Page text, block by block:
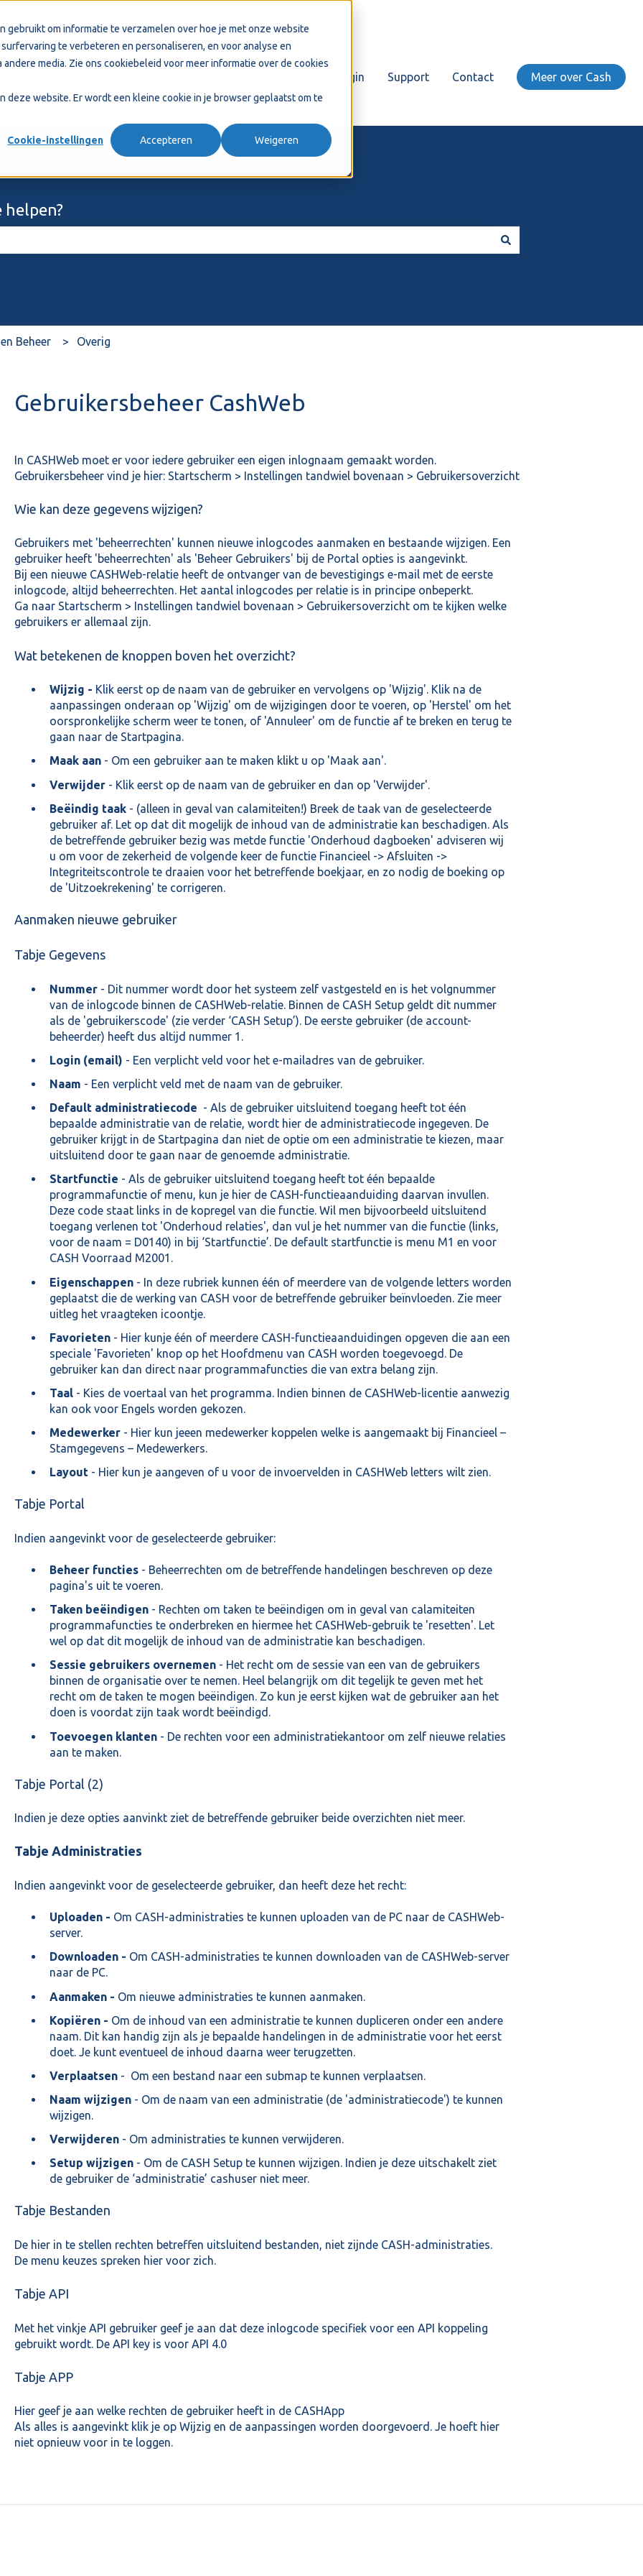
om informatie te verzamelen over hoe je met onze website
te verbeteren en personaliseren, en voor analyse en
media. Zie ons cookiebeleid voor meer informatie over de cookies
website. Er wordt een kleine cookie in je browser geplaatst om te
Cookie-instellingen Accepteren Weigeren
Login Support Contact Meer over Cash
helpen?
Beheer Overig
Gebruikersbeheer CashWeb
In CASHWeb moet er voor iedere gebruiker een eigen inlognaam gemaakt worden.
Gebruikersbeheer vind je hier: Startscherm > Instellingen tandwiel bovenaan > Gebruikersoverzicht
Wie kan deze gegevens wijzigen?
Gebruikers met 'beheerrechten' kunnen nieuwe inlogcodes aanmaken en bestaande wijzigen. Een
gebruiker heeft 'beheerrechten' als 'Beheer Gebruikers' bij de Portal opties is aangevinkt.
Bij een nieuwe CASHWeb-relatie heeft de ontvanger van de bevestigings e-mail met de eerste
inlogcode, altijd beheerrechten. Het aantal inlogcodes per relatie is in principe onbeperkt.
Ga naar Startscherm > Instellingen tandwiel bovenaan > Gebruikersoverzicht om te kijken welke
gebruikers er allemaal zijn.
Wat betekenen de knoppen boven het overzicht?
Wijzig - Klik eerst op de naam van de gebruiker en vervolgens op 'Wijzig'. Klik na de
aanpassingen onderaan op 'Wijzig' om de wijzigingen door te voeren, op 'Herstel' om het
oorspronkelijke scherm weer te tonen, of 'Annuleer' om de functie af te breken en terug te
gaan naar de Startpagina.
Maak aan- Om een gebruiker aan te maken klikt u op 'Maak aan'.
Verwijder- Klik eerst op de naam van de gebruiker en dan op 'Verwijder'.
Beëindig taak- (alleen in geval van calamiteiten!) Breek de taak van de geselecteerde
gebruiker af. Let op dat dit mogelijk de inhoud van de administratie kan beschadigen. Als
de betreffende gebruiker bezig was metde functie 'Onderhoud dagboeken' adviseren wij
u om voor de zekerheid de volgende keer de functie Financieel -> Afsluiten ->
Integriteitscontrole te draaien voor het betreffende boekjaar, en zo nodig de boeking op
de 'Uitzoekrekening' te corrigeren.
Aanmaken nieuwe gebruiker
Tabje Gegevens
Nummer- Dit nummer wordt door het systeem zelf vastgesteld en is het volgnummer
van de inlogcode binnen de CASHWeb-relatie. Binnen de CASH Setup geldt dit nummer
als de 'gebruikerscode' (zie verder ‘CASH Setup’). De eerste gebruiker (de account-
beheerder) heeft dus altijd nummer 1.
Login (email) - Een verplicht veld voor het e-mailadres van de gebruiker.
Naam - Een verplicht veld met de naam van de gebruiker.
Default administratiecode - Als de gebruiker uitsluitend toegang heeft tot één
bepaalde administratie van de relatie, wordt hier de administratiecode ingegeven. De
gebruiker krijgt in de Startpagina dan niet de optie om een administratie te kiezen, maar
uitsluitend door te gaan naar de genoemde administratie.
Startfunctie - Als de gebruiker uitsluitend toegang heeft tot één bepaalde
programmafunctie of menu, kun je hier de CASH-functieaanduiding daarvan invullen.
Deze code staat links in de kopregel van die functie. Wil men bijvoorbeeld uitsluitend
toegang verlenen tot 'Onderhoud relaties', dan vul je het nummer van die functie (links,
voor de naam = D0140) in bij ‘Startfunctie’. De default startfunctie is menu M1 en voor
CASH Voorraad M2001.
Eigenschappen- In deze rubriek kunnen één of meerdere van de volgende letters worden
geplaatst die de werking van CASH voor de betreffende gebruiker beïnvloeden. Zie meer
uitleg het vraagteken icoontje.
Favorieten- Hier kunje één of meerdere CASH-functieaanduidingen opgeven die aan een
speciale 'Favorieten' knop op het Hoofdmenu van CASH worden toegevoegd. De
gebruiker kan dan direct naar programmafuncties die van extra belang zijn.
Taal - Kies de voertaal van het programma. Indien binnen de CASHWeb-licentie aanwezig
kan ook voor Engels worden gekozen.
Medewerker- Hier kun jeeen medewerker koppelen welke is aangemaakt bij Financieel –
Stamgegevens – Medewerkers.
Layout- Hier kun je aangeven of u voor de invoervelden in CASHWeb letters wilt zien.
Tabje Portal
Indien aangevinkt voor de geselecteerde gebruiker:
Beheer functies- Beheerrechten om de betreffende handelingen beschreven op deze
pagina's uit te voeren.
Taken beëindigen- Rechten om taken te beëindigen om in geval van calamiteiten
programmafuncties te onderbreken en hiermee het CASHWeb-gebruik te 'resetten'. Let
wel op dat dit mogelijk de inhoud van de administratie kan beschadigen.
Sessie gebruikers overnemen- Het recht om de sessie van een van de gebruikers
binnen de organisatie over te nemen. Heel belangrijk om dit tegelijk te geven met het
recht om de taken te mogen beëindigen. Zo kun je eerst kijken wat de gebruiker aan het
doen is voordat zijn taak wordt beëindigd.
Toevoegen klanten - De rechten voor een administratiekantoor om zelf nieuwe relaties
aan te maken.
Tabje Portal (2)
Indien je deze opties aanvinkt ziet de betreffende gebruiker beide overzichten niet meer.
Tabje Administraties
Indien aangevinkt voor de geselecteerde gebruiker, dan heeft deze het recht:
Uploaden - Om CASH-administraties te kunnen uploaden van de PC naar de CASHWeb-
server.
Downloaden - Om CASH-administraties te kunnen downloaden van de CASHWeb-server
naar de PC.
Aanmaken - Om nieuwe administraties te kunnen aanmaken.
Kopiëren - Om de inhoud van een administratie te kunnen dupliceren onder een andere
naam. Dit kan handig zijn als je bepaalde handelingen in de administratie voor het eerst
doet. Je kunt eventueel de inhoud daarna weer terugzetten.
Verplaatsen- Om een bestand naar een submap te kunnen verplaatsen.
Naam wijzigen- Om de naam van een administratie (de 'administratiecode') te kunnen
wijzigen.
Verwijderen- Om administraties te kunnen verwijderen.
Setup wijzigen- Om de CASH Setup te kunnen wijzigen. Indien je deze uitschakelt ziet
de gebruiker de ‘administratie’ cashuser niet meer.
Tabje Bestanden
De hier in te stellen rechten betreffen uitsluitend bestanden, niet zijnde CASH-administraties.
De menu keuzes spreken hier voor zich.
Tabje API
Met het vinkje API gebruiker geef je aan dat deze inlogcode specifiek voor een API koppeling
gebruikt wordt. De API key is voor API 4.0
Tabje APP
Hier geef je aan welke rechten de gebruiker heeft in de CASHApp
Als alles is aangevinkt klik je op Wijzig en de aanpassingen worden doorgevoerd. Je hoeft hier
niet opnieuw voor in te loggen.